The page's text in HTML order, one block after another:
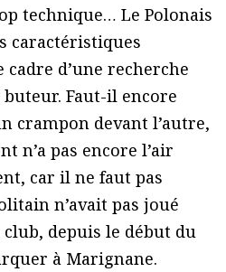
technique… Le Polonais
caractéristiques
d’une recherche
buteur. Faut-il encore
crampon devant l’autre,
n’a pas encore l’air
car il ne faut pas
n’avait pas joué
depuis le début du
à Marignane.